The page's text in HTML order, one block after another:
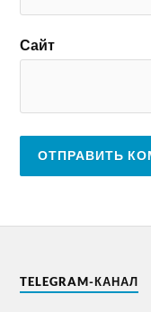
Сайт
TELEGRAM-КАНАЛ